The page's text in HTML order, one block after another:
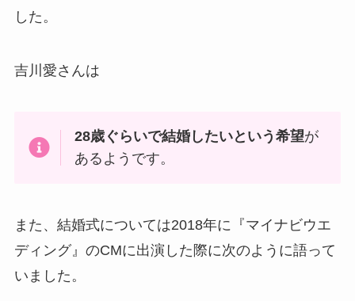
した。
吉川愛さんは
28歳ぐらいで結婚したいという希望が
あるようです。
また、結婚式については2018年に『マイナビウエ
ディング』のCMに出演した際に次のように語って
いました。